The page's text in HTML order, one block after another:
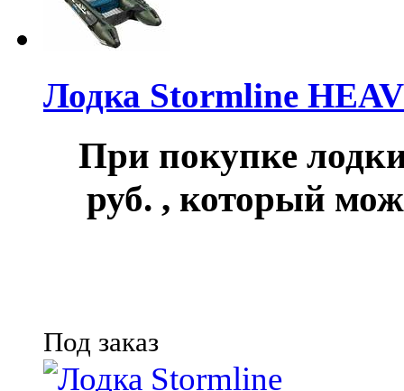
Лодка Stormline
При покупке
руб. , который
Под заказ